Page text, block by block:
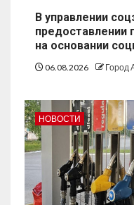
В управлении
предоставлении
на основании
06.08.2026 Город
НОВОСТИ